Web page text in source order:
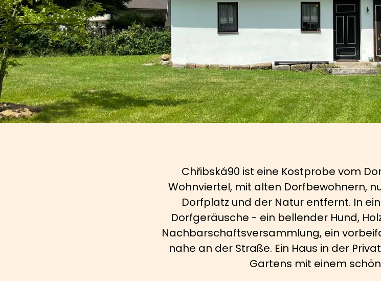
Chřibská90 ist eine Kostprobe vom
Wohnviertel, mit alten Dorfbewohnern,
Dorfplatz und der Natur entfernt. In
Dorfgeräusche - ein bellender Hund,
Nachbarschaftsversammlung, ein
nahe an der Straße. Ein Haus in der
Gartens mit einem